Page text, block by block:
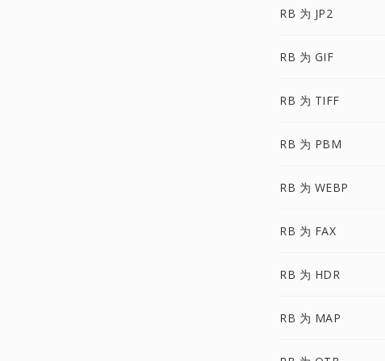
RB 为 JP2
RB 为 GIF
RB 为 TIFF
RB 为 PBM
RB 为 WEBP
RB 为 FAX
RB 为 HDR
RB 为 MAP